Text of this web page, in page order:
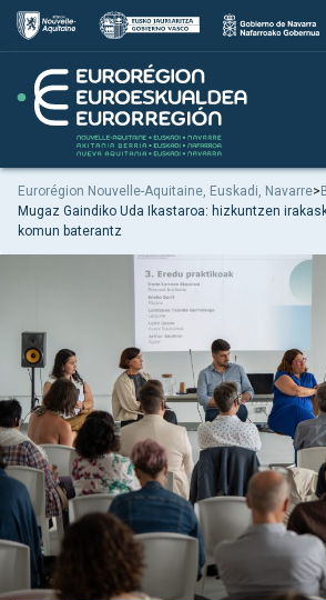
Eurorégion Nouvelle-Aquitaine, Euskadi, Navarre>
Mugaz Gaindiko Uda Ikastaroa: hizkuntzen
komun baterantz